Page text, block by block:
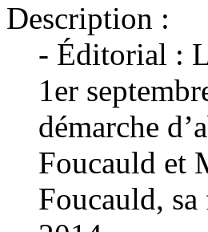
Description :
- Éditorial :
1er
démarche
Foucauld et
Foucauld,